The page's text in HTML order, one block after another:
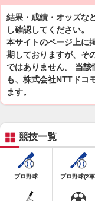
結果・成績・オッズな
し確認してください。
本サイトのページ上に
期しておりますが、そ
ではありません。 当該
も、株式会社NTTドコ
ます。
競技一覧
プロ野球 プロ野球(2